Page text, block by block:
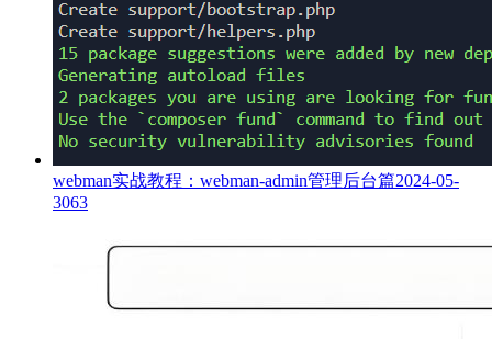
webman实战教程：webman-admin管理后台篇2024-05-
3063